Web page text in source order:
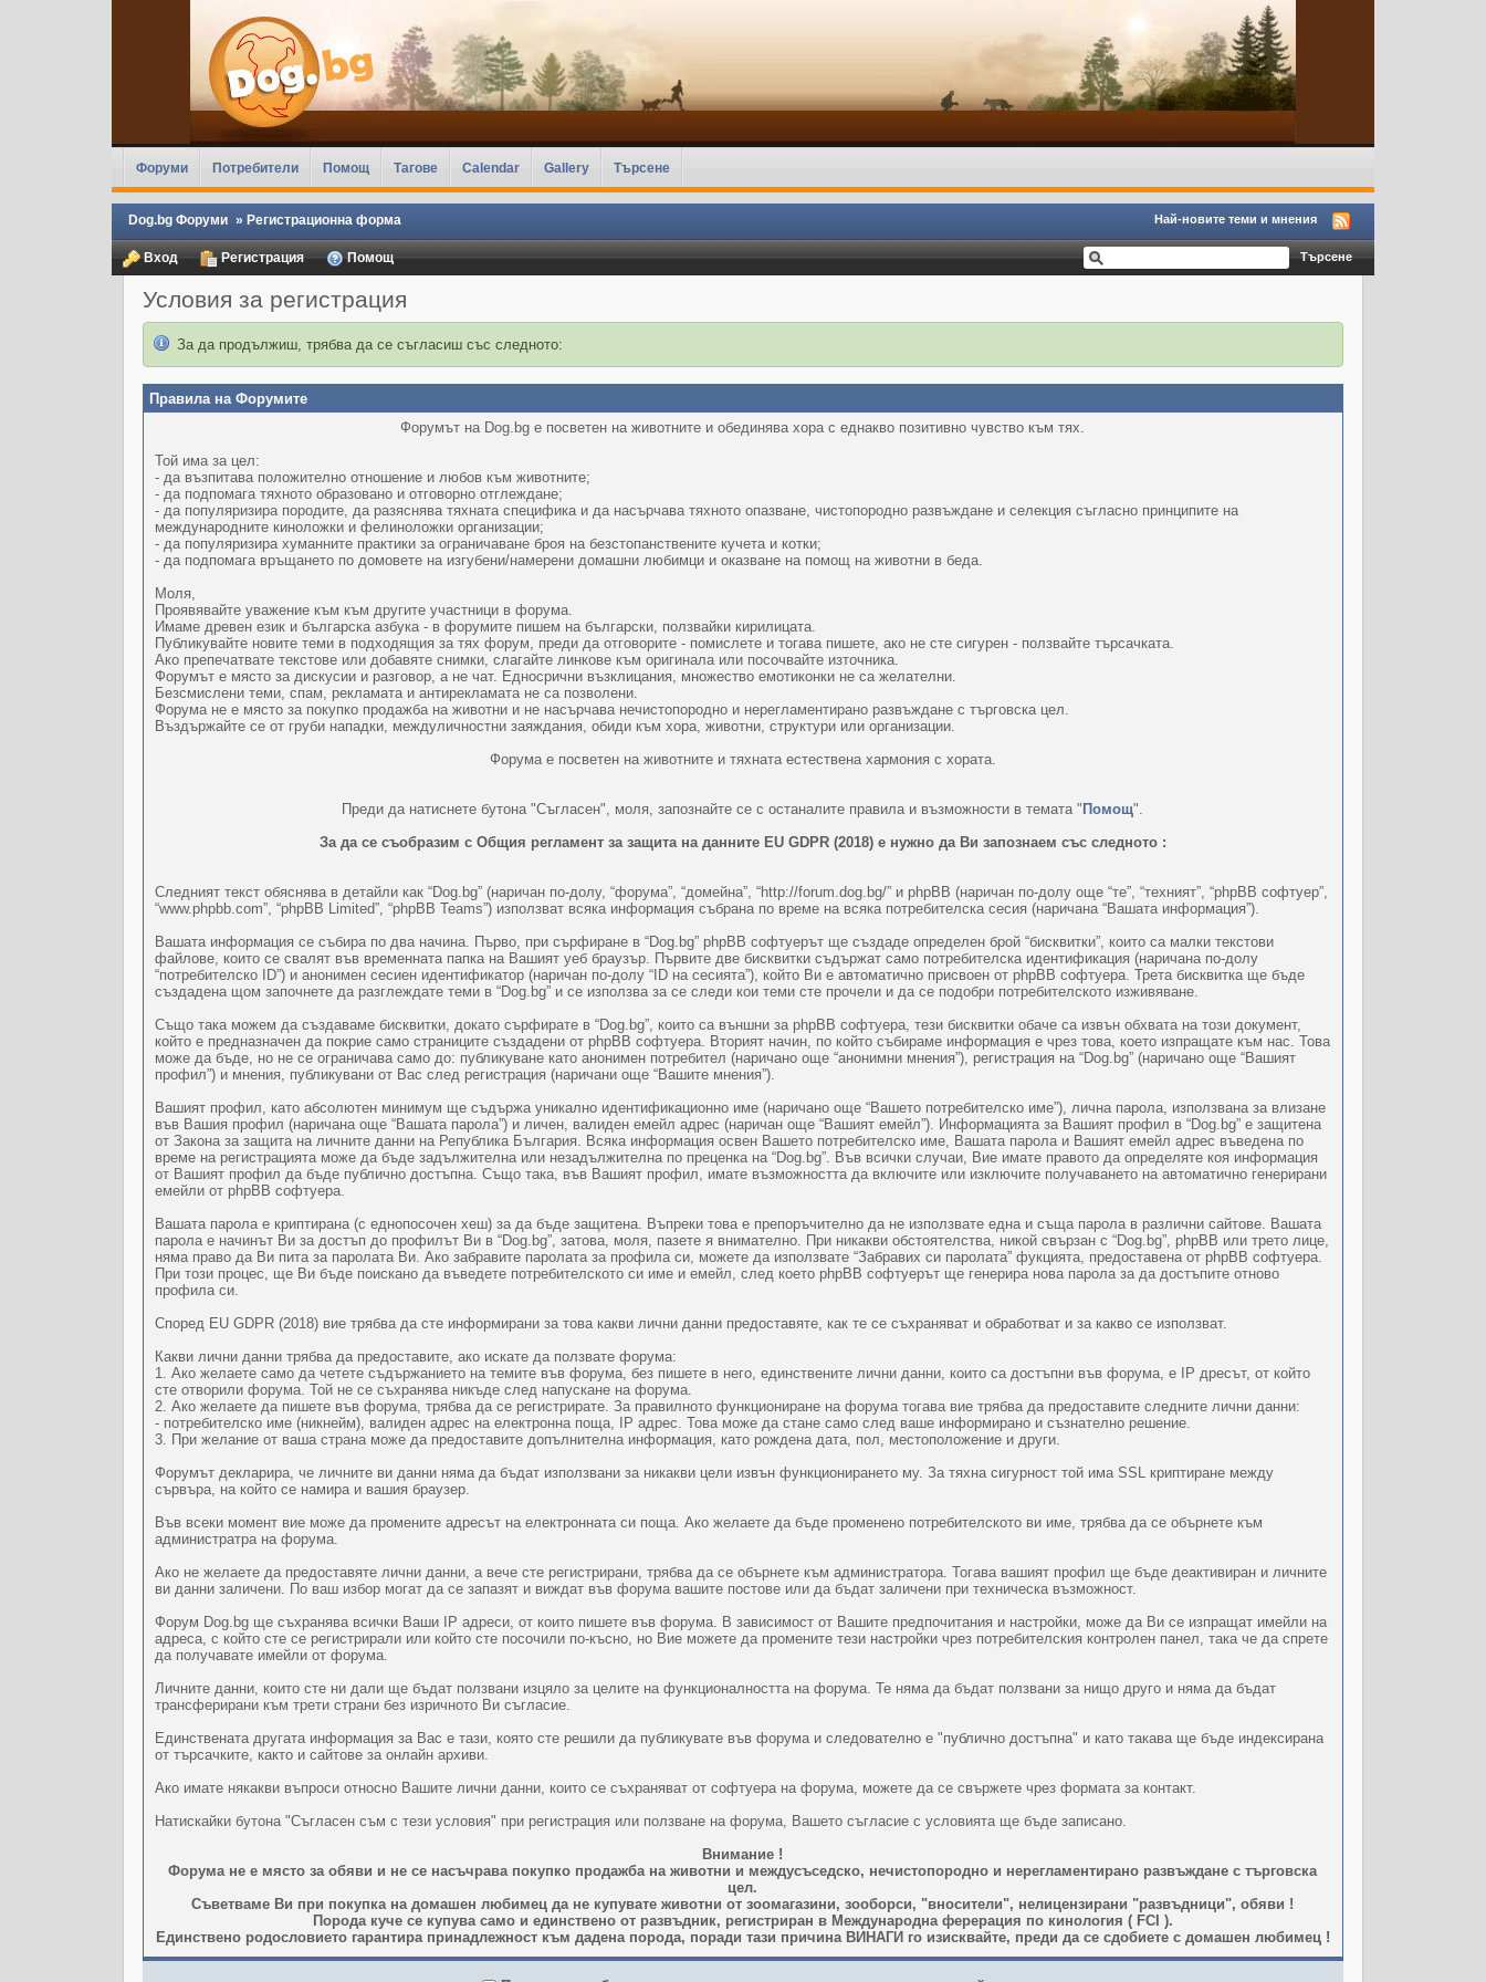
Форуми Потребители Помощ Тагове Calendar Gallery Търсене
Dog.bg Форуми » Регистрационна форма Най-новите теми и мнения
Вход Регистрация Помощ
Условия за регистрация
За да продължиш, трябва да се съгласиш със следното:
Правила на Форумите
Форумът на Dog.bg е посветен на животните и обединява хора с еднакво позитивно чувство към тях.
Той има за цел:
- да възпитава положително отношение и любов към животните;
- да подпомага тяхното образовано и отговорно отглеждане;
- да популяризира породите, да разяснява тяхната специфика и да насърчава тяхното опазване, чистопородно развъждане и селекция съгласно принципите на
международните киноложки и фелиноложки организации;
- да популяризира хуманните практики за ограничаване броя на безстопанствените кучета и котки;
- да подпомага връщането по домовете на изгубени/намерени домашни любимци и оказване на помощ на животни в беда.
Моля,
Проявявайте уважение към към другите участници в форума.
Имаме древен език и българска азбука - в форумите пишем на български, ползвайки кирилицата.
Публикувайте новите теми в подходящия за тях форум, преди да отговорите - помислете и тогава пишете, ако не сте сигурен - ползвайте търсачката.
Ако препечатвате текстове или добавяте снимки, слагайте линкове към оригинала или посочвайте източника.
Форумът е място за дискусии и разговор, а не чат. Едносрични възклицания, множество емотиконки не са желателни.
Безсмислени теми, спам, рекламата и антирекламата не са позволени.
Форума не е място за покупко продажба на животни и не насърчава нечистопородно и нерегламентирано развъждане с търговска цел.
Въздържайте се от груби нападки, междуличностни заяждания, обиди към хора, животни, структури или организации.
Форума е посветен на животните и тяхната естествена хармония с хората.
Преди да натиснете бутона "Съгласен", моля, запознайте се с останалите правила и възможности в темата " Помощ".
За да се съобразим с Общия регламент за защита на данните EU GDPR (2018) е нужно да Ви запознаем със следното :
Следният текст обяснява в детайли как “Dog.bg” (наричан по-долу, “форума”, “домейна”, “http://forum.dog.bg/” и phpBB (наричан по-долу още “те”, “техният”, “phpBB софтуер”,
“www.phpbb.com”, “phpBB Limited”, “phpBB Teams”) използват всяка информация събрана по време на всяка потребителска сесия (наричана “Вашата информация”).
Вашата информация се събира по два начина. Първо, при сърфиране в “Dog.bg” phpBB софтуерът ще създаде определен брой “бисквитки”, които са малки текстови
файлове, които се свалят във временната папка на Вашият уеб браузър. Първите две бисквитки съдържат само потребителска идентификация (наричана по-долу
“потребителско ID”) и анонимен сесиен идентификатор (наричан по-долу “ID на сесията”), който Ви е автоматично присвоен от phpBB софтуера. Трета бисквитка ще бъде
създадена щом започнете да разглеждате теми в “Dog.bg” и се използва за се следи кои теми сте прочели и да се подобри потребителското изживяване.
Също така можем да създаваме бисквитки, докато сърфирате в “Dog.bg”, които са външни за phpBB софтуера, тези бисквитки обаче са извън обхвата на този документ,
който е предназначен да покрие само страниците създадени от phpBB софтуера. Вторият начин, по който събираме информация е чрез това, което изпращате към нас. Това
може да бъде, но не се ограничава само до: публикуване като анонимен потребител (наричано още “анонимни мнения”), регистрация на “Dog.bg” (наричано още “Вашият
профил”) и мнения, публикувани от Вас след регистрация (наричани още “Вашите мнения”).
Вашият профил, като абсолютен минимум ще съдържа уникално идентификационно име (наричано още “Вашето потребителско име”), лична парола, използвана за влизане
във Вашия профил (наричана още “Вашата парола”) и личен, валиден емейл адрес (наричан още “Вашият емейл”). Информацията за Вашият профил в “Dog.bg” е защитена
от Закона за защита на личните данни на Република България. Всяка информация освен Вашето потребителско име, Вашата парола и Вашият емейл адрес въведена по
време на регистрацията може да бъде задължителна или незадължителна по преценка на “Dog.bg”. Във всички случаи, Вие имате правото да определяте коя информация
от Вашият профил да бъде публично достъпна. Също така, във Вашият профил, имате възможността да включите или изключите получаването на автоматично генерирани
емейли от phpBB софтуера.
Вашата парола е криптирана (с еднопосочен хеш) за да бъде защитена. Въпреки това е препоръчително да не използвате една и съща парола в различни сайтове. Вашата
парола е начинът Ви за достъп до профилът Ви в “Dog.bg”, затова, моля, пазете я внимателно. При никакви обстоятелства, никой свързан с “Dog.bg”, phpBB или трето лице,
няма право да Ви пита за паролата Ви. Ако забравите паролата за профила си, можете да използвате “Забравих си паролата” фукцията, предоставена от phpBB софтуера.
При този процес, ще Ви бъде поискано да въведете потребителското си име и емейл, след което phpBB софтуерът ще генерира нова парола за да достъпите отново
профила си.
Според EU GDPR (2018) вие трябва да сте информирани за това какви лични данни предоставяте, как те се съхраняват и обработват и за какво се използват.
Какви лични данни трябва да предоставите, ако искате да ползвате форума:
1. Ако желаете само да четете съдържанието на темите във форума, без пишете в него, единствените лични данни, които са достъпни във форума, е IP дресът, от който
сте отворили форума. Той не се съхранява никъде след напускане на форума.
2. Ако желаете да пишете във форума, трябва да се регистрирате. За правилното функциониране на форума тогава вие трябва да предоставите следните лични данни:
- потребителско име (никнейм), валиден адрес на електронна поща, IP адрес. Това може да стане само след ваше информирано и съзнателно решение.
3. При желание от ваша страна може да предоставите допълнителна информация, като рождена дата, пол, местоположение и други.
Форумът декларира, че личните ви данни няма да бъдат използвани за никакви цели извън функционирането му. За тяхна сигурност той има SSL криптиране между
сървъра, на който се намира и вашия браузер.
Във всеки момент вие може да промените адресът на електронната си поща. Ако желаете да бъде променено потребителското ви име, трябва да се обърнете към
администратра на форума.
Ако не желаете да предоставяте лични данни, а вече сте регистрирани, трябва да се обърнете към администратора. Тогава вашият профил ще бъде деактивиран и личните
ви данни заличени. По ваш избор могат да се запазят и виждат във форума вашите постове или да бъдат заличени при техническа възможност.
Форум Dog.bg ще съхранява всички Ваши IP адреси, от които пишете във форума. В зависимост от Вашите предпочитания и настройки, може да Ви се изпращат имейли на
адреса, с който сте се регистрирали или който сте посочили по-късно, но Вие можете да промените тези настройки чрез потребителския контролен панел, така че да спрете
да получавате имейли от форума.
Личните данни, които сте ни дали ще бъдат ползвани изцяло за целите на функционалността на форума. Те няма да бъдат ползвани за нищо друго и няма да бъдат
трансферирани към трети страни без изричното Ви съгласие.
Единствената другата информация за Вас е тази, която сте решили да публикувате във форума и следователно е "публично достъпна" и като такава ще бъде индексирана
от търсачките, както и сайтове за онлайн архиви.
Ако имате някакви въпроси относно Вашите лични данни, които се съхраняват от софтуера на форума, можете да се свържете чрез формата за контакт.
Натискайки бутона "Съгласен съм с тези условия" при регистрация или ползване на форума, Вашето съгласие с условията ще бъде записано.
Внимание !
Форума не е място за обяви и не се насъчрава покупко продажба на животни и междусъседско, нечистопородно и нерегламентирано развъждане с търговска
цел.
Съветваме Ви при покупка на домашен любимец да не купувате животни от зоомагазини, зооборси, "вносители", нелицензирани "развъдници", обяви !
Порода куче се купува само и единствено от развъдник, регистриран в Международна ферерация по кинология ( FCI ).
Единствено родословието гарантира принадлежност към дадена порода, поради тази причина ВИНАГИ го изисквайте, преди да се сдобиете с домашен любимец !